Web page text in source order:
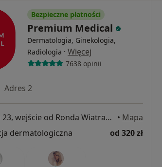
Bezpieczne płatności
Premium Medical
Dermatologia, Ginekologia,
Radiologia · Więcej
7638 opinii
Adres 2
Kobielska 23, wejście od Ronda Wiatraczna, Galeria Grochów, Warszawa • Mapa
dermatologiczna
od 320 zł